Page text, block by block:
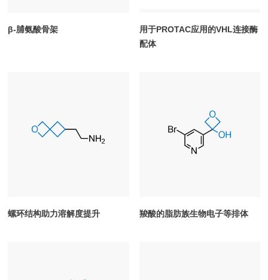
β-脯氨酸骨架
用于PROTAC应用的VHL连接酶
配体
螺环结构助力溶解度提升 羧酸的脂肪族生物电子等排体